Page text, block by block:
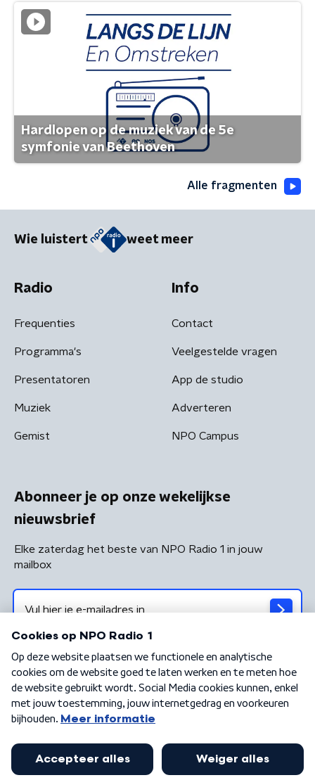
Hardlopen op de muziek van de 5e
symfonie van Beethoven
Alle fragmenten
Wie luistert weet meer
Radio
Frequenties
Programma's
Presentatoren
Muziek
Gemist
Info
Contact
Veelgestelde vragen
App de studio
Adverteren
NPO Campus
Abonneer je op onze wekelijkse
nieuwsbrief
Elke zaterdag het beste van NPO Radio 1 in jouw
mailbox
Algemene voorwaarden